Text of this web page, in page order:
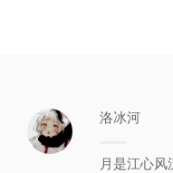
洛冰河
月是江心风